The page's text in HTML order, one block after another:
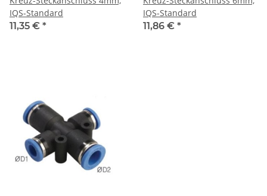
IQS-Standard
11,35 € *
IQS-Standard
11,86 € *